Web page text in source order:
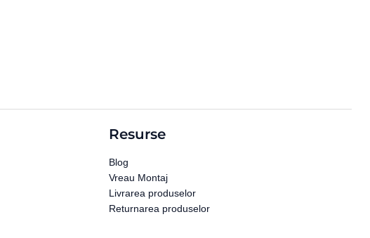
Resurse
Blog
Vreau Montaj
Livrarea produselor
Returnarea produselor